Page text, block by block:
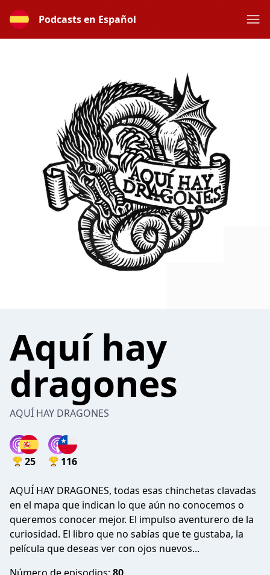
Podcasts en Español
Aquí hay
dragones
AQUÍ HAY DRAGONES
25 116
AQUÍ HAY DRAGONES, todas esas chinchetas clavadas
en el mapa que indican lo que aún no conocemos o
queremos conocer mejor. El impulso aventurero de la
curiosidad. El libro que no sabías que te gustaba, la
película que deseas ver con ojos nuevos...